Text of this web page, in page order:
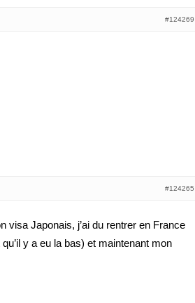
#124269
#124265
visa Japonais, j’ai du rentrer en France
y a eu la bas) et maintenant mon